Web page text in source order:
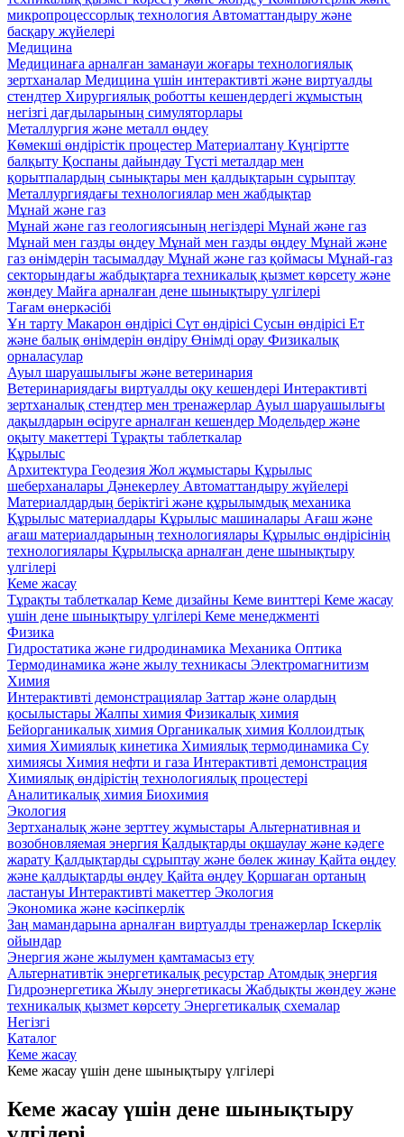
микропроцессорлық технология Автоматтандыру және
басқару жүйелері
Медицина
Медицинаға арналған заманауи жоғары технологиялық
зертханалар Медицина үшін интерактивті және виртуалды
стендтер Хирургиялық роботты кешендердегі жұмыстың
негізгі дағдыларының симуляторлары
Металлургия және металл өңдеу
Көмекші өндірістік процестер Материалтану Күңгіртте
балқыту Қоспаны дайындау Түсті металдар мен
қорытпалардың сынықтары мен қалдықтарын сұрыптау
Металлургиядағы технологиялар мен жабдықтар
Мұнай және газ
Мұнай және газ геологиясының негіздері Мұнай және газ
Мұнай мен газды өңдеу Мұнай мен газды өңдеу Мұнай және
газ өнімдерін тасымалдау Мұнай және газ қоймасы Мұнай-газ
секторындағы жабдықтарға техникалық қызмет көрсету және
жөндеу Майға арналған дене шынықтыру үлгілері
Тағам өнеркәсібі
Ұн тарту Макарон өндірісі Сүт өндірісі Сусын өндірісі Ет
және балық өнімдерін өндіру Өнімді орау Физикалық
орналасулар
Ауыл шаруашылығы және ветеринария
Ветеринариядағы виртуалды оқу кешендері Интерактивті
зертханалық стендтер мен тренажерлар Ауыл шаруашылығы
дақылдарын өсіруге арналған кешендер Модельдер және
оқыту макеттері Тұрақты таблеткалар
Құрылыс
Архитектура Геодезия Жол жұмыстары Құрылыс
шеберханалары Дәнекерлеу Автоматтандыру жүйелері
Материалдардың беріктігі және құрылымдық механика
Құрылыс материалдары Кұрылыс машиналары Ағаш және
ағаш материалдарының технологиялары Құрылыс өндірісінің
технологиялары Құрылысқа арналған дене шынықтыру
үлгілері
Кеме жасау
Тұрақты таблеткалар Кеме дизайны Кеме винттері Кеме жасау
үшін дене шынықтыру үлгілері Кеме менеджменті
Физика
Гидростатика және гидродинамика Механика Оптика
Термодинамика және жылу техникасы Электромагнитизм
Химия
Интерактивті демонстрациялар Заттар және олардың
қосылыстары Жалпы химия Физикалық химия
Бейорганикалық химия Органикалық химия Коллоидтық
химия Химиялық кинетика Химиялық термодинамика Су
химиясы Химия нефти и газа Интерактивті демонстрация
Химиялық өндірістің технологиялық процестері
Аналитикалық химия Биохимия
Экология
Зертханалық және зерттеу жұмыстары Альтернативная и
возобновляемая энергия Қалдықтарды оқшаулау және кәдеге
жарату Қалдықтарды сұрыптау және бөлек жинау Қайта өңдеу
және қалдықтарды өңдеу Қайта өңдеу Қоршаған ортаның
ластануы Интерактивті макеттер Экология
Экономика және кәсіпкерлік
Заң мамандарына арналған виртуалды тренажерлар Iскерлік
ойындар
Энергия және жылумен қамтамасыз ету
Альтернативтік энергетикалық ресурстар Атомдық энергия
Гидроэнергетика Жылу энергетикасы Жабдықты жөндеу және
техникалық қызмет көрсету Энергетикалық схемалар
Негізгі
Каталог
Кеме жасау
Кеме жасау үшін дене шынықтыру үлгілері
Кеме жасау үшін дене шынықтыру